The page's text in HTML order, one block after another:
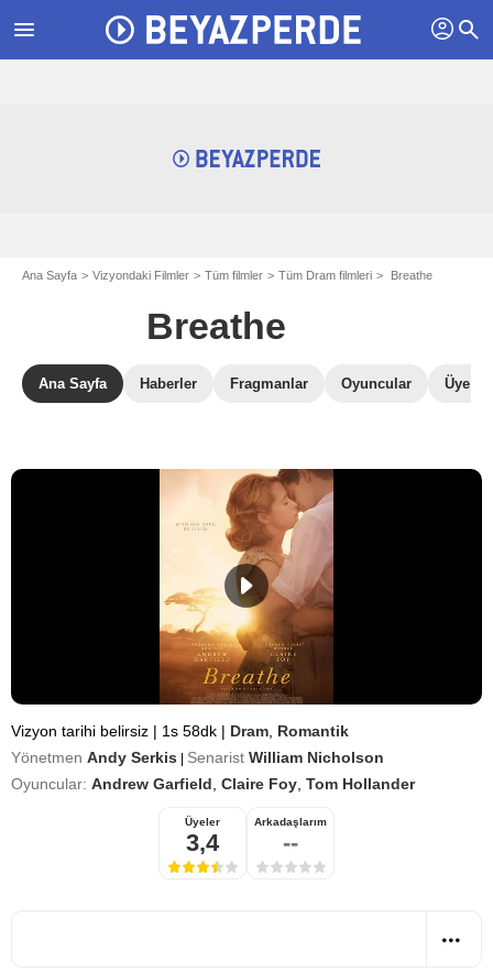
menu profil search
Ana Sayfa Vizyondaki Filmler Tüm filmler Tüm Dram filmleri Breathe
Breathe
Ana Sayfa Haberler Fragmanlar Oyuncular Üye
Vizyon tarihi belirsiz | 1s 58dk | Dram Romantik
Yönetmen Andy Serkis Senarist William Nicholson
Oyuncular: Andrew Garfield Claire Foy Tom Hollander
Üyeler
3,4
Arkadaşlarım
--